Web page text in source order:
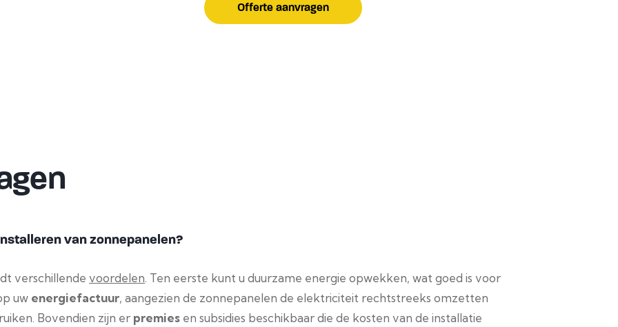
Offerte aanvragen
van zonnepanelen?
verschillende voordelen. Ten eerste kunt u duurzame energie opwekken, wat goed is voor
uw energiefactuur, aangezien de zonnepanelen de elektriciteit rechtstreeks omzetten
Bovendien zijn er premies en subsidies beschikbaar die de kosten van de installatie